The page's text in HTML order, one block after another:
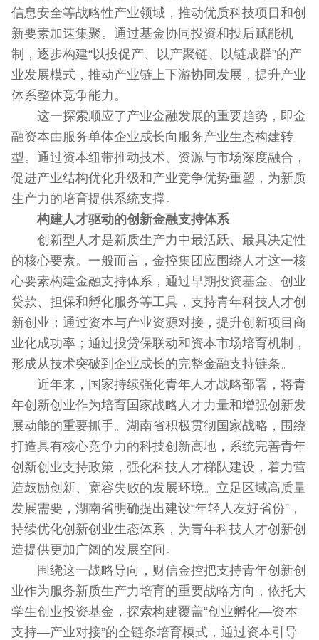
信息安全等战略性产业领域，推动优质科技项目和创
新要素加速集聚。通过基金协同投资和投后赋能机
制，逐步构建“以投促产、以产聚链、以链成群”的产
业发展模式，推动产业链上下游协同发展，提升产业
体系整体竞争能力。
这一探索顺应了产业金融发展的重要趋势，即金
融资本由服务单体企业成长向服务产业生态构建转
型。通过资本纽带推动技术、资源与市场深度融合，
促进产业结构优化升级和产业竞争优势重塑，为新质
生产力的培育提供系统支撑。
构建人才驱动的创新金融支持体系
创新型人才是新质生产力中最活跃、最具决定性
的核心要素。一般而言，金控集团应围绕人才这一核
心要素构建金融支持体系，通过早期投资基金、创业
贷款、担保和孵化服务等工具，支持青年科技人才创
新创业；通过资本与产业资源对接，提升创新项目商
业化成功率；通过投贷保联动和资本市场培育机制，
形成从技术突破到企业成长的完整金融支持链条。
近年来，国家持续强化青年人才战略部署，将青
年创新创业作为培育国家战略人才力量和增强创新发
展动能的重要抓手。湖南省积极贯彻国家战略，围绕
打造具有核心竞争力的科技创新高地，系统完善青年
创新创业支持政策，强化科技人才梯队建设，着力营
造鼓励创新、宽容失败的发展环境。立足区域高质量
发展需要，湖南省明确提出建设“年轻人友好省份”，
持续优化创新创业生态体系，为青年科技人才创新创
造提供更加广阔的发展空间。
围绕这一战略导向，财信金控把支持青年创新创
业作为服务新质生产力培育的重要战略方向，依托大
学生创业投资基金，探索构建覆盖“创业孵化—资本
支持—产业对接”的全链条培育模式，通过资本引导